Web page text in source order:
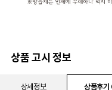
상품 고시 정보
상세정보 상품후기